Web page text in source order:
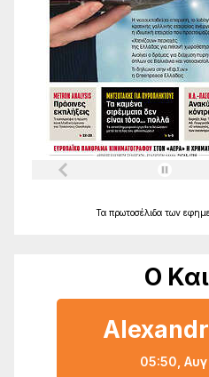
Τα πρωτοσέλιδα των
Ο
05:50,